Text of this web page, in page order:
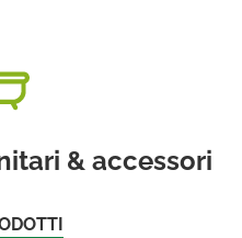
& accessori